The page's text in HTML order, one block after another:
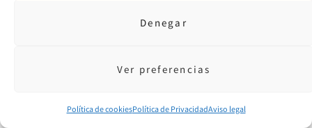
Denegar
Ver preferencias
Política de cookiesPolítica de PrivacidadAviso legal
conducir a un diploma, más dinero en el banco o a